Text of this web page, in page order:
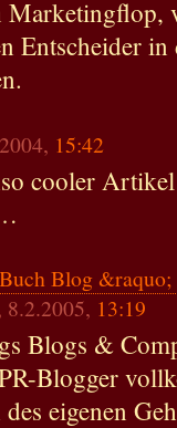
Entscheider
15:42
cooler
Blog &raquo;
8.2.2005, 13:19
Blogs &
Blogger
des eigenen